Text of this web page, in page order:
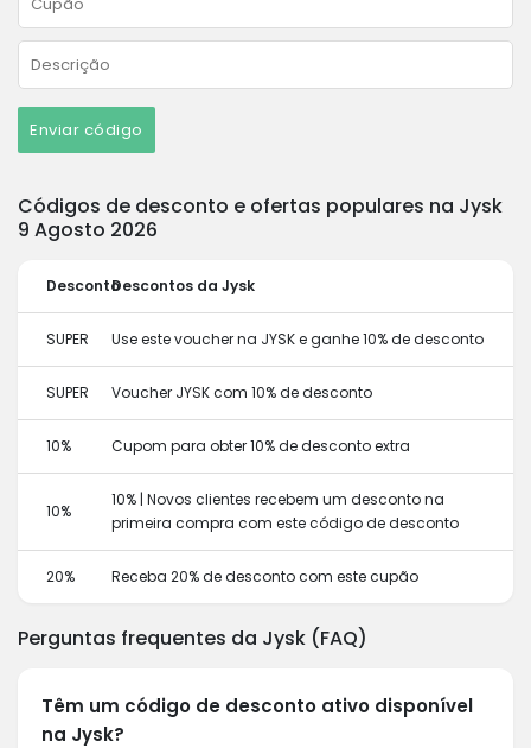
Enviar código
Códigos de desconto e ofertas populares na Jysk
9 Agosto 2026
DescontoDescontos da Jysk
SUPER Use este voucher na JYSK e ganhe 10% de desconto
SUPER Voucher JYSK com 10% de desconto
10% Cupom para obter 10% de desconto extra
10%
10% | Novos clientes recebem um desconto na
primeira compra com este código de desconto
20% Receba 20% de desconto com este cupão
Perguntas frequentes da Jysk (FAQ)
Têm um código de desconto ativo disponível
na Jysk?